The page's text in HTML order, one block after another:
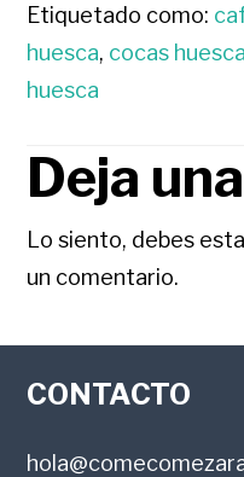
Etiquetado como:
huesca, cocas huesca
huesca
CON
LOS
Deja
Lo siento, debes
un comentario.
FOOTER
CONTACTO